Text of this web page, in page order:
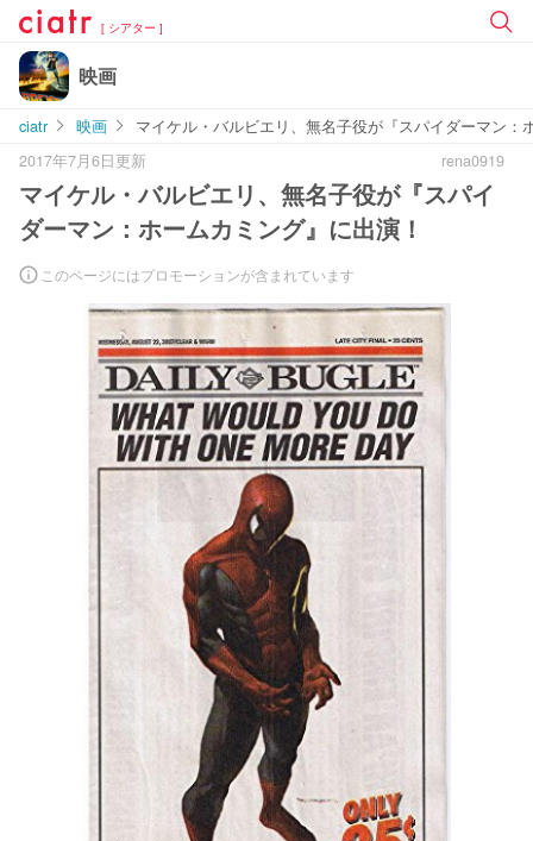
[ シアター ]
映画
ciatr 映画
マイケル・バルビエリ、無名子役が『スパイダーマン：
2017年7月6日更新
rena0919
マイケル・バルビエリ、無名子役が『スパイ
ダーマン：ホームカミング』に出演！
このページにはプロモーションが含まれています